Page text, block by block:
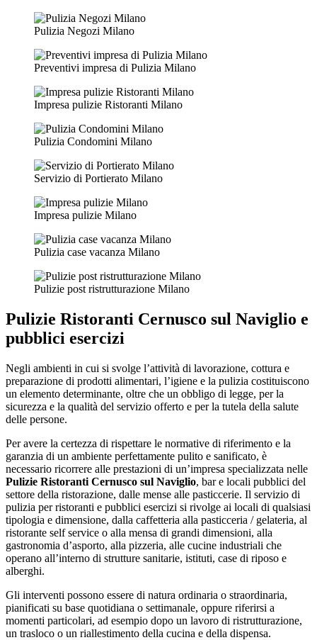
Pulizia Negozi Milano
Preventivi impresa di Pulizia Milano
Impresa pulizie Ristoranti Milano
Pulizia Condomini Milano
Servizio di Portierato Milano
Impresa pulizie Milano
Pulizia case vacanza Milano
Pulizie post ristrutturazione Milano
Pulizie Ristoranti Cernusco sul Naviglio e
pubblici esercizi
Negli ambienti in cui si svolge l’attività di lavorazione, cottura e
preparazione di prodotti alimentari, l’igiene e la pulizia costituiscono
un elemento determinante, oltre che un obbligo di legge, per la
sicurezza e la qualità del servizio offerto e per la tutela della salute
delle persone.
Per avere la certezza di rispettare le normative di riferimento e la
garanzia di un ambiente perfettamente pulito e sanificato, è
necessario ricorrere alle prestazioni di un’impresa specializzata nelle
Pulizie Ristoranti Cernusco sul Naviglio, bar e locali pubblici del
settore della ristorazione, dalle mense alle pasticcerie. Il servizio di
pulizia per ristoranti e pubblici esercizi si rivolge ai locali di qualsiasi
tipologia e dimensione, dalla caffetteria alla pasticceria / gelateria, al
ristorante self service o alla mensa di grandi dimensioni, alla
gastronomia d’asporto, alla pizzeria, alle cucine industriali che
operano all’interno di strutture sanitarie, istituti, case di riposo e
alberghi.
Gli interventi possono essere di natura ordinaria o straordinaria,
pianificati su base quotidiana o settimanale, oppure riferirsi a
momenti particolari, ad esempio dopo un lavoro di ristrutturazione,
un trasloco o un riallestimento della cucina e della dispensa.